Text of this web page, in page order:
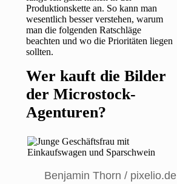
Produktionskette an. So kann man
wesentlich besser verstehen, warum
man die folgenden Ratschläge
beachten und wo die Prioritäten liegen
sollten.
Wer kauft die Bilder
der Microstock-
Agenturen?
Benjamin Thorn / pixelio.de